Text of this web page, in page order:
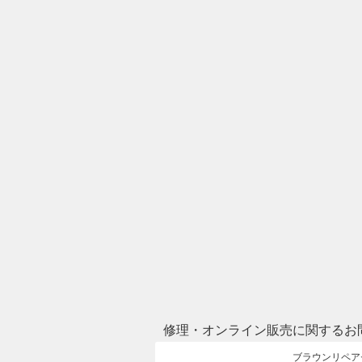
修理・オンライン販売に関するお
ブラウンリペ